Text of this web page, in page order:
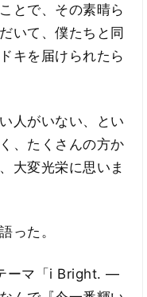
とで、その素晴ら
いて、僕たちと同
キを届けられたら
人がいない、とい
、たくさんの方か
大変光栄に思いま
った。
ーマ「i Bright. ―